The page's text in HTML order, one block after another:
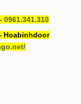
0961.341.310
Hoabinhdoor